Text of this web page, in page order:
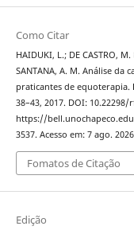
Como Citar
HAIDUKI, L.; DE CASTRO,
SANTANA, A. M. Análise
praticantes de equoterapia.
38–43, 2017. DOI:
https://
3537. Acesso em: 7 ago.
Fomatos de Citação
Edição